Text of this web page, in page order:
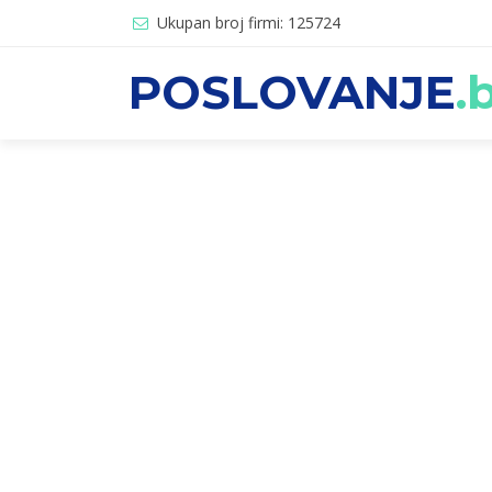
Ukupan broj firmi: 125724
POSLOVANJE